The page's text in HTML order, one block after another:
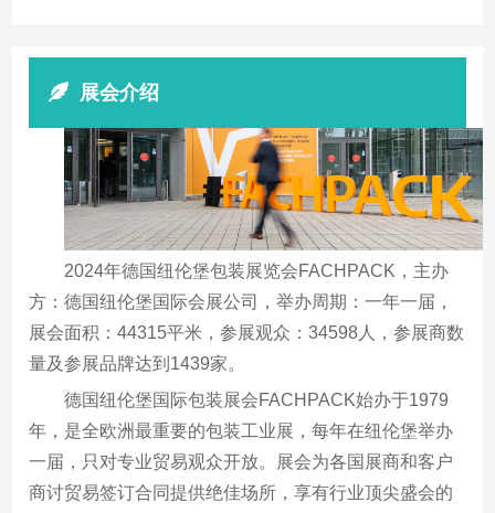
展会介绍
2024年德国纽伦堡包装展览会FACHPACK，主办
方：德国纽伦堡国际会展公司，举办周期：一年一届，
展会面积：44315平米，参展观众：34598人，参展商数
量及参展品牌达到1439家。
德国纽伦堡国际包装展会FACHPACK始办于1979
年，是全欧洲最重要的包装工业展，每年在纽伦堡举办
一届，只对专业贸易观众开放。展会为各国展商和客户
商讨贸易签订合同提供绝佳场所，享有行业顶尖盛会的